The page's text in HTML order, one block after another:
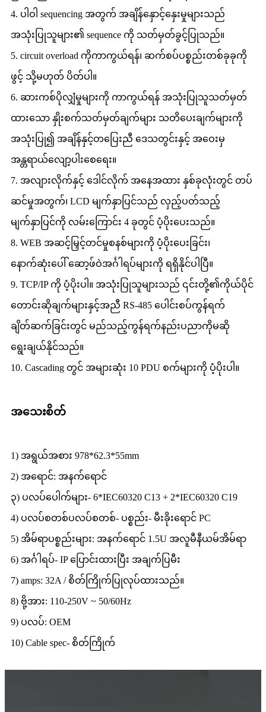
4. ပါဝါ sequencing အတွက် အချိန်နှောင့်နှေးမှုများသည်
အသုံးပြုသူများ၏ sequence ကို သတ်မှတ်ခွင့်ပြုသည်။
5. circuit overload ကိုကာကွယ်ရန်၊ ဆက်စပ်ပစ္စည်းတစ်ခုခုကို
ဖွင့် သို့မဟုတ် ပိတ်ပါ။
6. ဆားကစ်ပိုလျှံမှုများကို ကာကွယ်ရန် အသုံးပြုသူသတ်မှတ်
ထားသော နှိုးစက်သတ်မှတ်ချက်များ သတိပေးချက်များကို
အသုံးပြု၍ အချိန်နှင့်တပြေးညီ ဒေသတွင်းနှင့် အဝေးမှ
အန္တရာယ်လျော့ပါးစေရေး။
7. အလျားလိုက်နှင့် ဒေါင်လိုက် အနေအထား နှစ်ခုလုံးတွင် တပ်
ဆင်မှုအတွက်၊ LCD မျက်နှာပြင်သည် လှည့်ပတ်သည့်
မျက်နှာပြင်ကို လမ်းကြောင်း 4 ခုတွင် ပံ့ပိုးပေးသည်။
8. WEB အဆင့်မြှင့်တင်မှုစနစ်များကို ပံ့ပိုးပေးခြင်း၊
နောက်ဆုံးပေါ် ဆော့ဖ်ဝဲအင်္ဂါရပ်များကို ရရှိနိုင်ပါပြီ။
9. TCP/IP ကို ​​ပံ့ပိုးပါ။ အသုံးပြုသူများသည် ၎င်းတို့၏ကိုယ်ပိုင်
တောင်းဆိုချက်များနှင့်အညီ RS-485 ပေါင်းစပ်ကွန်ရက်
ချိတ်ဆက်ခြင်းတွင် မည်သည့်ကွန်ရက်နည်းပညာကိုမဆို
ရွေးချယ်နိုင်သည်။
10. Cascading တွင် အများဆုံး 10 PDU စက်များကို ပံ့ပိုးပါ။
အသေးစိတ်
1) အရွယ်အစား 978*62.3*55mm
2) အရောင်: အနက်ရောင်
၃) ပလပ်ပေါက်များ- 6*IEC60320 C13 + 2*IEC60320 C19
4) ပလပ်စတစ်ပလပ်စတစ်- ပစ္စည်း- မီးခိုးရောင် PC
5) အိမ်ရာပစ္စည်းများ: အနက်ရောင် 1.5U အလူမီနီယမ်အိမ်ရာ
6) အင်္ဂါရပ်- IP ပြောင်းထားပြီး အချက်ပြမီး
7) amps: 32A / စိတ်ကြိုက်ပြုလုပ်ထားသည်။
8) ဗို့အား: 110-250V ~ 50/60Hz
9) ပလပ်: OEM
10) Cable spec- စိတ်ကြိုက်